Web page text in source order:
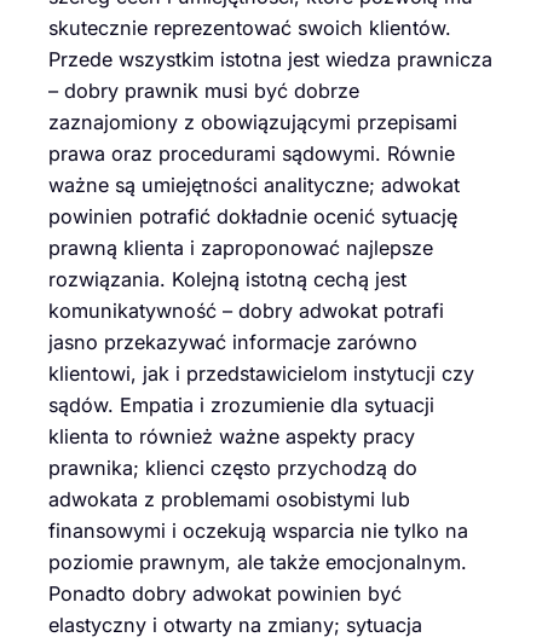
skutecznie reprezentować swoich klientów.
Przede wszystkim istotna jest wiedza prawnicza
– dobry prawnik musi być dobrze
zaznajomiony z obowiązującymi przepisami
prawa oraz procedurami sądowymi. Równie
ważne są umiejętności analityczne; adwokat
powinien potrafić dokładnie ocenić sytuację
prawną klienta i zaproponować najlepsze
rozwiązania. Kolejną istotną cechą jest
komunikatywność – dobry adwokat potrafi
jasno przekazywać informacje zarówno
klientowi, jak i przedstawicielom instytucji czy
sądów. Empatia i zrozumienie dla sytuacji
klienta to również ważne aspekty pracy
prawnika; klienci często przychodzą do
adwokata z problemami osobistymi lub
finansowymi i oczekują wsparcia nie tylko na
poziomie prawnym, ale także emocjonalnym.
Ponadto dobry adwokat powinien być
elastyczny i otwarty na zmiany; sytuacja